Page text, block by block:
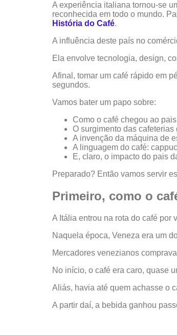
A experiência italiana tornou-se
reconhecida em todo o mundo.
História do Café.
A influência deste país no
Ela envolve tecnologia, design,
Afinal, tomar um café rápido em
segundos.
Vamos bater um papo sobre:
Como o café chegou ao
O surgimento das
A invenção da máquina de
A linguagem do café:
E, claro, o impacto do pais
Preparado? Então vamos servir
Primeiro, como o
A Itália entrou na rota do café por
Naquela época, Veneza era um
Mercadores venezianos
No início, o café era caro, quase
Aliás, havia até quem achasse o
A partir daí, a bebida ganhou